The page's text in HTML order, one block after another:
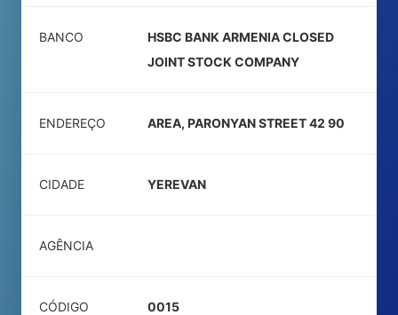
BANCO
HSBC BANK ARMENIA CLOSED
JOINT STOCK COMPANY
ENDEREÇO AREA, PARONYAN STREET 42 90
CIDADE YEREVAN
AGÊNCIA
CÓDIGO
0015